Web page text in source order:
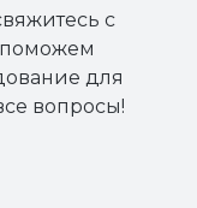
с
для
вопросы!